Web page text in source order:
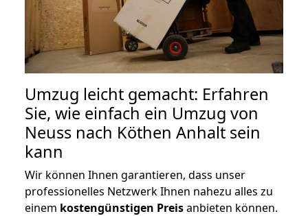
Umzug leicht gemacht: Erfahren
Sie, wie einfach ein Umzug von
Neuss nach Köthen Anhalt sein
kann
Wir können Ihnen garantieren, dass unser
professionelles Netzwerk Ihnen nahezu alles zu
einem kostengünstigen Preisanbieten können.